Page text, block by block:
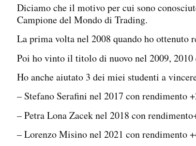
Diciamo che il motivo per cui sono
Campione del Mondo di Trading.
La prima volta nel 2008 quando ho ottenuto
Poi ho vinto il titolo di nuovo nel 2009, 2010
Ho anche aiutato 3 dei miei studenti a
– Stefano Serafini nel 2017 con rendimento
– Petra Lona Zacek nel 2018 con
– Lorenzo Misino nel 2021 con rendimento